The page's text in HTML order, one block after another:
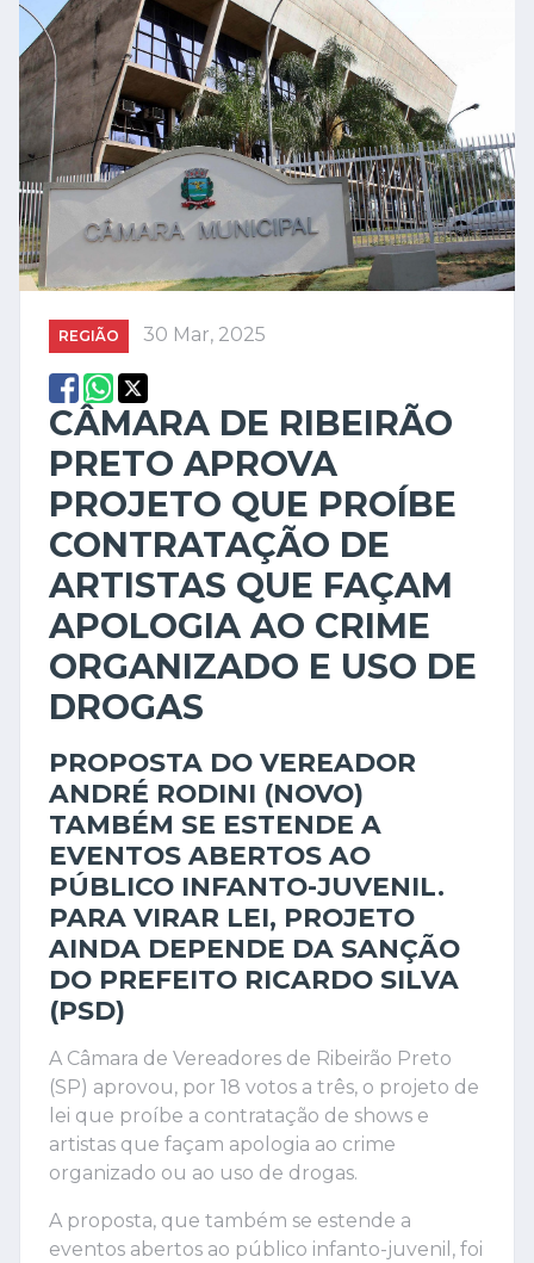
REGIÃO 30 Mar, 2025
CÂMARA DE RIBEIRÃO
PRETO APROVA
PROJETO QUE PROÍBE
CONTRATAÇÃO DE
ARTISTAS QUE FAÇAM
APOLOGIA AO CRIME
ORGANIZADO E USO DE
DROGAS
PROPOSTA DO VEREADOR
ANDRÉ RODINI (NOVO)
TAMBÉM SE ESTENDE A
EVENTOS ABERTOS AO
PÚBLICO INFANTO-JUVENIL.
PARA VIRAR LEI, PROJETO
AINDA DEPENDE DA SANÇÃO
DO PREFEITO RICARDO SILVA
(PSD)
A Câmara de Vereadores de Ribeirão Preto
(SP) aprovou, por 18 votos a três, o projeto de
lei que proíbe a contratação de shows e
artistas que façam apologia ao crime
organizado ou ao uso de drogas.
A proposta, que também se estende a
eventos abertos ao público infanto-juvenil, foi